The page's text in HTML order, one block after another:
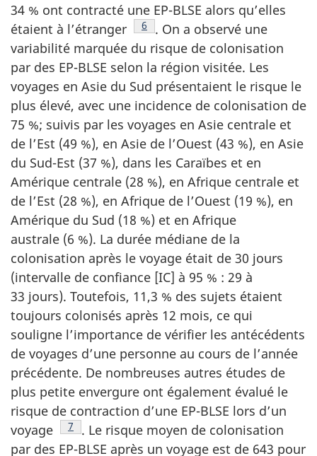
34 % ont contracté une EP-BLSE alors qu’elles
étaient à l’étranger Note de bas de page
6 . On a observé une
variabilité marquée du risque de colonisation
par des EP-BLSE selon la région visitée. Les
voyages en Asie du Sud présentaient le risque le
plus élevé, avec une incidence de colonisation de
75 %; suivis par les voyages en Asie centrale et
de l’Est (49 %), en Asie de l’Ouest (43 %), en Asie
du Sud-Est (37 %), dans les Caraïbes et en
Amérique centrale (28 %), en Afrique centrale et
de l’Est (28 %), en Afrique de l’Ouest (19 %), en
Amérique du Sud (18 %) et en Afrique
australe (6 %). La durée médiane de la
colonisation après le voyage était de 30 jours
(intervalle de confiance [IC] à 95 % : 29 à
33 jours). Toutefois, 11,3 % des sujets étaient
toujours colonisés après 12 mois, ce qui
souligne l’importance de vérifier les antécédents
de voyages d’une personne au cours de l’année
précédente. De nombreuses autres études de
plus petite envergure ont également évalué le
risque de contraction d’une EP-BLSE lors d’un
voyage
Note de bas de page
7 . Le risque moyen de colonisation
par des EP-BLSE après un voyage est de 643 pour